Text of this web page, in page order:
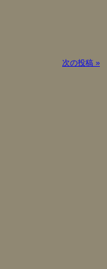
次の投稿 »